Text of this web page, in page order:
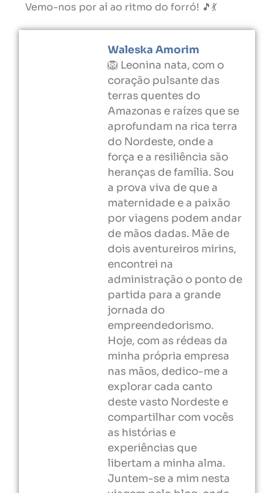
Vemo-nos por aí ao ritmo do forró! 🎵💃
Waleska Amorim
🦁 Leonina nata, com o
coração pulsante das
terras quentes do
Amazonas e raízes que se
aprofundam na rica terra
do Nordeste, onde a
força e a resiliência são
heranças de família. Sou
a prova viva de que a
maternidade e a paixão
por viagens podem andar
de mãos dadas. Mãe de
dois aventureiros mirins,
encontrei na
administração o ponto de
partida para a grande
jornada do
empreendedorismo.
Hoje, com as rédeas da
minha própria empresa
nas mãos, dedico-me a
explorar cada canto
deste vasto Nordeste e
compartilhar com vocês
as histórias e
experiências que
libertam a minha alma.
Juntem-se a mim nesta